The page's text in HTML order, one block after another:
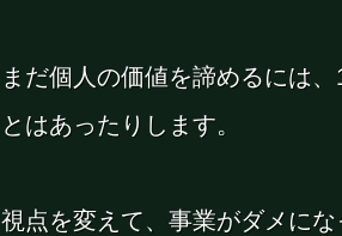
まだ個人の価値を諦めるには
とはあったりします。
視点を変えて、事業がダメに